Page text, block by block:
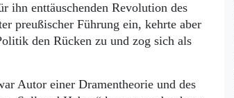
ihn enttäuschenden Revolution des
preußischer Führung ein, kehrte aber
den Rücken zu und zog sich als
Autor einer Dramentheorie und des